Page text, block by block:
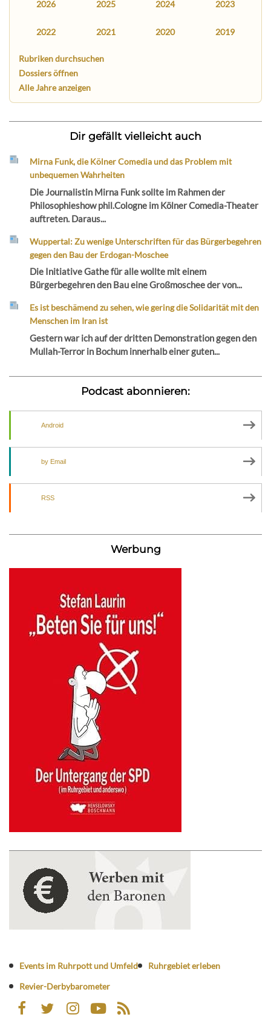
2026 2025 2024 2023
2022 2021 2020 2019
Rubriken durchsuchen
Dossiers öffnen
Alle Jahre anzeigen
Dir gefällt vielleicht auch
Mirna Funk, die Kölner Comedia und das Problem mit
unbequemen Wahrheiten
Die Journalistin Mirna Funk sollte im Rahmen der
Philosophieshow phil.Cologne im Kölner Comedia-Theater
auftreten. Daraus...
Wuppertal: Zu wenige Unterschriften für das Bürgerbegehren
gegen den Bau der Erdogan-Moschee
Die Initiative Gathe für alle wollte mit einem
Bürgerbegehren den Bau eine Großmoschee der von...
Es ist beschämend zu sehen, wie gering die Solidarität mit den
Menschen im Iran ist
Gestern war ich auf der dritten Demonstration gegen den
Mullah-Terror in Bochum innerhalb einer guten...
Podcast abonnieren:
Android
by Email
RSS
Werbung
Events im Ruhrpott und Umfeld
Ruhrgebiet erleben
Revier-Derbybarometer